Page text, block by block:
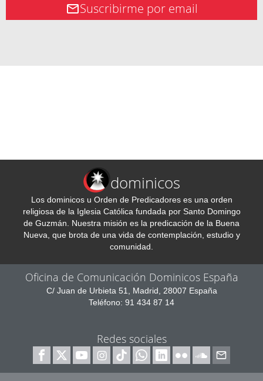
Suscribirme por email
dominicos
Los dominicos u Orden de Predicadores es una orden
religiosa de la Iglesia Católica fundada por Santo Domingo
de Guzmán. Nuestra misión es la predicación de la Buena
Nueva, que brota de una vida de contemplación, estudio y
comunidad.
Oficina de Comunicación Dominicos España
C/ Juan de Urbieta 51, Madrid, 28007 España
Teléfono: 91 434 87 14
Redes sociales